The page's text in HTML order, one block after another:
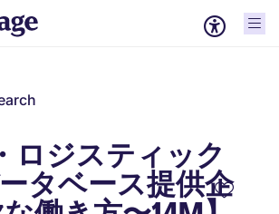
ロジスティック
タベース提供企